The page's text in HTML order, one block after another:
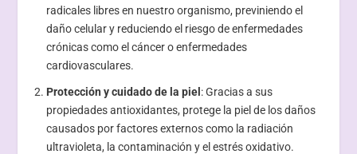
radicales libres en nuestro organismo, previniendo el
daño celular y reduciendo el riesgo de enfermedades
crónicas como el cáncer o enfermedades
cardiovasculares.
Protección y cuidado de la piel : Gracias a sus
propiedades antioxidantes, protege la piel de los daños
causados por factores externos como la radiación
ultravioleta, la contaminación y el estrés oxidativo.